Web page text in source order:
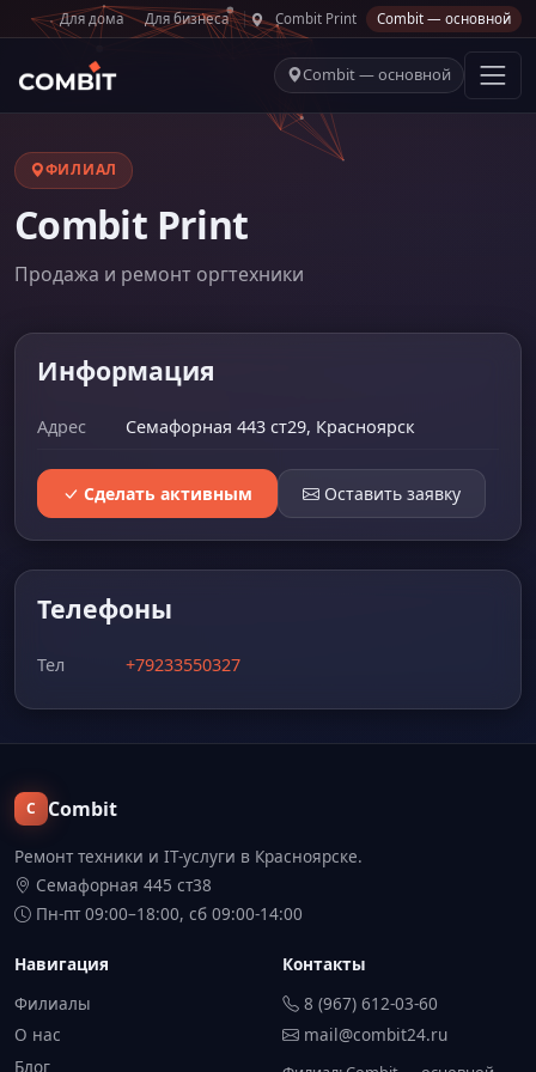
Для дома Для бизнеса Combit Print Combit — основной
Combit — основной
ФИЛИАЛ
Combit Print
Продажа и ремонт оргтехники
Информация
Адрес Семафорная 443 ст29, Красноярск
Сделать активным Оставить заявку
Телефоны
Тел +79233550327
C Combit
Ремонт техники и IT-услуги в Красноярске.
Семафорная 445 ст38
Пн-пт 09:00–18:00, сб 09:00-14:00
Навигация
Филиалы
О нас
Блог
Контакты
8 (967) 612-03-60
mail@combit24.ru